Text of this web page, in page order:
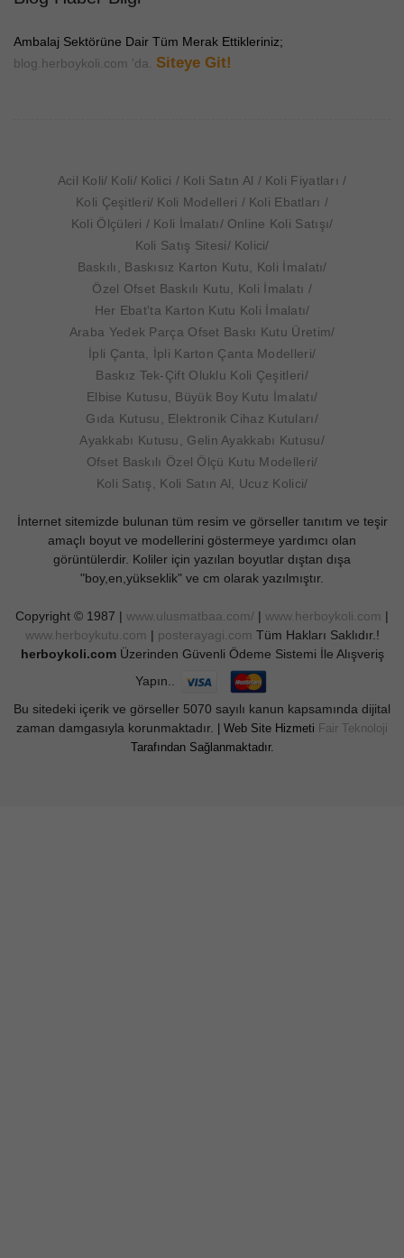
Ambalaj Sektörüne Dair Tüm Merak Ettikleriniz;
blog.herboykoli.com 'da.
Siteye Git!
Acil Koli Koli Kolici Koli Satın Al
Koli Fiyatları
Koli Çeşitleri Koli Modelleri
Koli Ebatları
Koli Ölçüleri Koli İmalatı
Online Koli Satışı
Koli Satış Sitesi
Kolici
Baskılı, Baskısız Karton Kutu, Koli İmalatı
Özel Ofset Baskılı Kutu, Koli İmalatı
Her Ebat'ta Karton Kutu Koli İmalatı
Araba Yedek Parça Ofset Baskı Kutu Üretim
İpli Çanta, İpli Karton Çanta Modelleri
Baskız Tek-Çift Oluklu Koli Çeşitleri
Elbise Kutusu, Büyük Boy Kutu İmalatı
Gıda Kutusu, Elektronik Cihaz Kutuları
Ayakkabı Kutusu, Gelin Ayakkabı Kutusu
Ofset Baskılı Özel Ölçü Kutu Modelleri
Koli Satış, Koli Satın Al, Ucuz Kolici
İnternet sitemizde bulunan tüm resim ve görseller tanıtım ve teşir
amaçlı boyut ve modellerini göstermeye yardımcı olan
görüntülerdir. Koliler için yazılan boyutlar dıştan dışa
"boy,en,yükseklik" ve cm olarak yazılmıştır.
Copyright © 1987 | www.ulusmatbaa.com/ | www.herboykoli.com |
www.herboykutu.com | posterayagi.com Tüm Hakları Saklıdır.!
herboykoli.comÜzerinden Güvenli Ödeme Sistemi İle Alışveriş
Yapın..
Bu sitedeki içerik ve görseller 5070 sayılı kanun kapsamında dijital
zaman damgasıyla korunmaktadır.
| Web Site Hizmeti Fair Teknoloji
Tarafından Sağlanmaktadır.